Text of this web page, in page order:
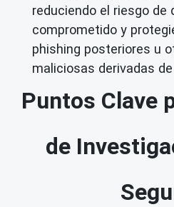
reduciendo el riesgo de
comprometido y
phishing posteriores u
maliciosas derivadas de
Puntos Clave
de